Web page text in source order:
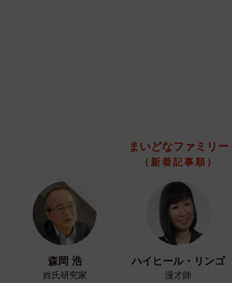
まいどなファミリー
（新着記事順）
森岡 浩
姓氏研究家
ハイヒール・リンゴ
漫才師